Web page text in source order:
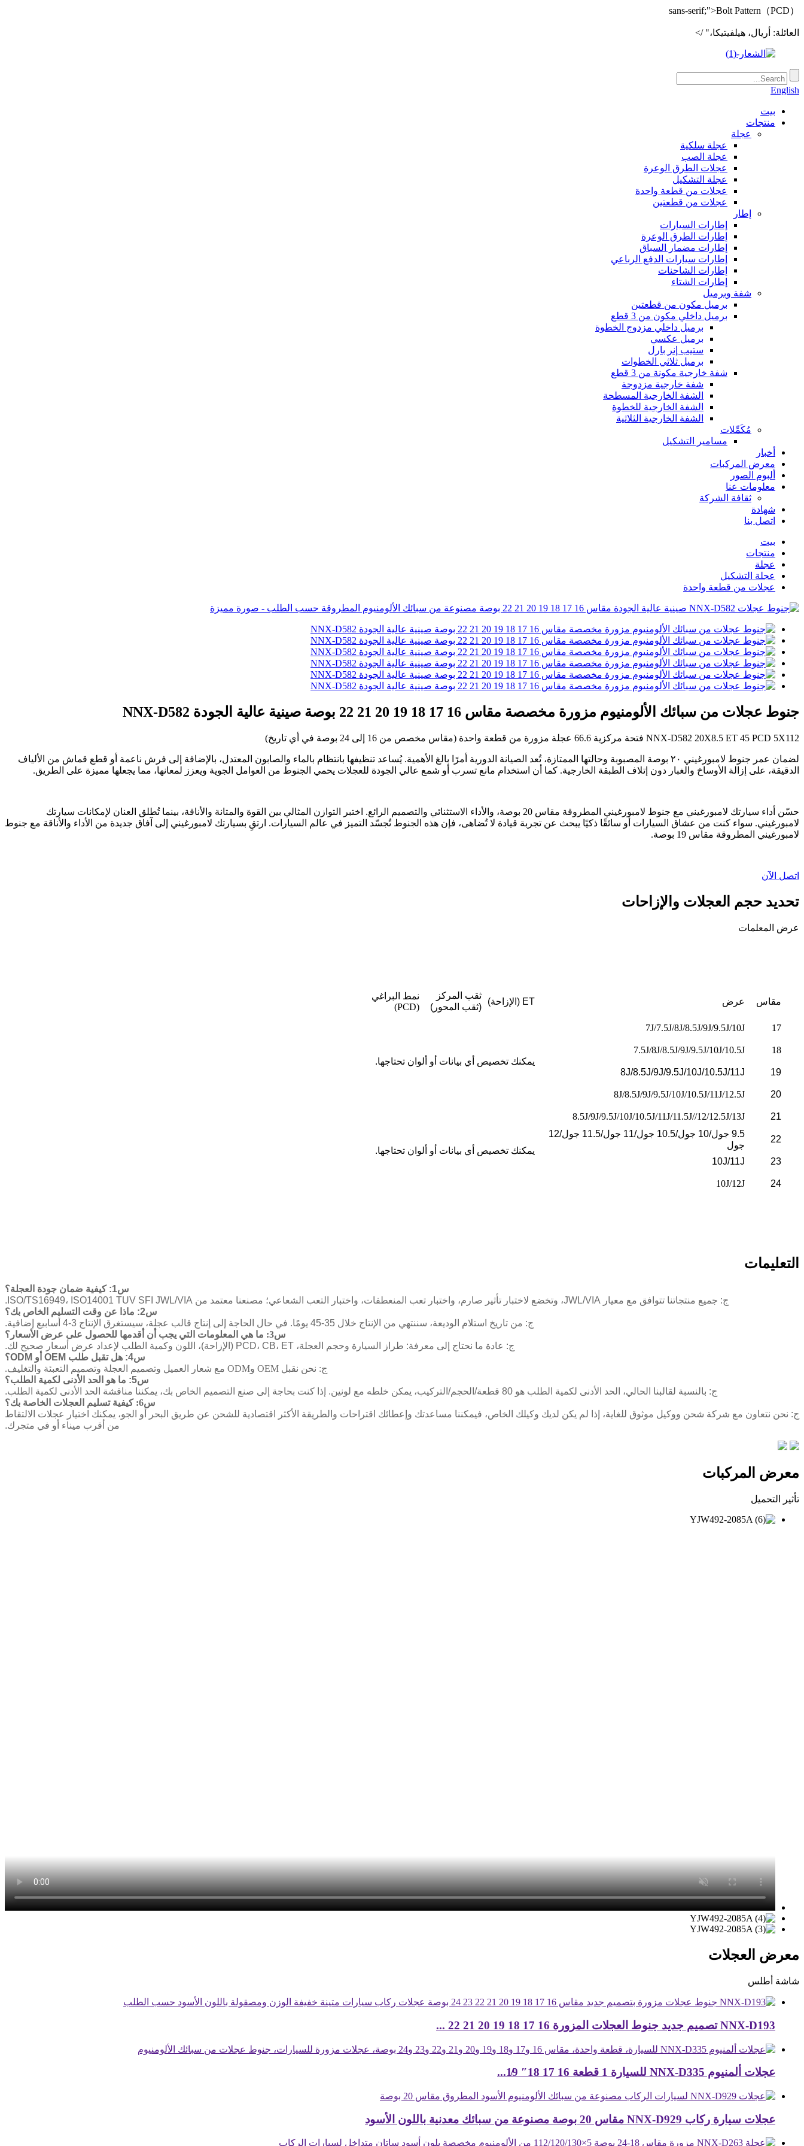
sans-serif;">Bolt Pattern（PCD）
العائلة: أريال، هيلفيتيكا،" />
English
بيت
منتجات
عجلة
عجلة سلكية
عجلة الصب
عجلات الطرق الوعرة
عجلة التشكيل
عجلات من قطعة واحدة
عجلات من قطعتين
إطار
إطارات السيارات
إطارات الطرق الوعرة
إطارات مضمار السباق
إطارات سيارات الدفع الرباعي
إطارات الشاحنات
إطارات الشتاء
شفة وبرميل
برميل مكون من قطعتين
برميل داخلي مكون من 3 قطع
برميل داخلي مزدوج الخطوة
برميل عكسي
ستيب إنر بارل
برميل ثلاثي الخطوات
شفة خارجية مكونة من 3 قطع
شفة خارجية مزدوجة
الشفة الخارجية المسطحة
الشفة الخارجية للخطوة
الشفة الخارجية الثلاثية
مُكَمِّلات
مسامير التشكيل
أخبار
معرض المركبات
ألبوم الصور
معلومات عنا
ثقافة الشركة
شهادة
اتصل بنا
بيت
منتجات
عجلة
عجلة التشكيل
عجلات من قطعة واحدة
جنوط عجلات من سبائك الألومنيوم مزورة مخصصة مقاس 16 17 18 19 20 21 22 بوصة صينية عالية الجودة NNX-D582
NNX-D582 20X8.5 ET 45 PCD 5X112 فتحة مركزية 66.6 عجلة مزورة من قطعة واحدة (مقاس مخصص من 16 إلى 24 بوصة في أي تاريخ)
لضمان عمر جنوط لامبورغيني ٢٠ بوصة المصبوبة وحالتها الممتازة، تُعد الصيانة الدورية أمرًا بالغ الأهمية. يُساعد تنظيفها بانتظام بالماء والصابون المعتدل، بالإضافة إلى فرش ناعمة أو قطع قماش من الألياف
الدقيقة، على إزالة الأوساخ والغبار دون إتلاف الطبقة الخارجية. كما أن استخدام مانع تسرب أو شمع عالي الجودة للعجلات يحمي الجنوط من العوامل الجوية ويعزز لمعانها، مما يجعلها مميزة على الطريق.
حسّن أداء سيارتك لامبورغيني مع جنوط لامبورغيني المطروقة مقاس 20 بوصة، والأداء الاستثنائي والتصميم الرائع. اختبر التوازن المثالي بين القوة والمتانة والأناقة، بينما تُطلق العنان لإمكانات سيارتك
لامبورغيني. سواء كنت من عشاق السيارات أو سائقًا ذكيًا يبحث عن تجربة قيادة لا تُضاهى، فإن هذه الجنوط تُجسّد التميز في عالم السيارات. ارتقِ بسيارتك لامبورغيني إلى آفاق جديدة من الأداء والأناقة مع جنوط
لامبورغيني المطروقة مقاس 19 بوصة.
اتصل الآن
تحديد حجم العجلات والإزاحات
عرض المعلمات
مقاس عرض ET (الإزاحة)
ثقب المركز
(ثقب المحور)
نمط البراغي
(PCD)
17
7J/7.5J/8J/8.5J/9J/9.5J/10J
يمكنك تخصيص أي بيانات أو ألوان تحتاجها.
18
7.5J/8J/8.5J/9J/9.5J/10J/10.5J
19
8J/8.5J/9J/9.5J/10J/10.5J/11J
20
8J/8.5J/9J/9.5J/10J/10.5J/11J/12.5J
21
8.5J/9J/9.5J/10J/10.5J/11J/11.5J//12/12.5J/13J
يمكنك تخصيص أي بيانات أو ألوان تحتاجها.
22
9.5 جول/10 جول/10.5 جول/11 جول/11.5 جول/12
جول
23
10J/11J
24
10J/12J
التعليمات
س1: كيفية ضمان جودة العجلة؟
ج: جميع منتجاتنا تتوافق مع معيار JWL/VIA، وتخضع لاختبار تأثير صارم، واختبار تعب المنعطفات، واختبار التعب الشعاعي؛ مصنعنا معتمد من ISO/TS16949، ISO14001 TUV SFI JWL/VIA.
س2: ماذا عن وقت التسليم الخاص بك؟
ج: من تاريخ استلام الوديعة، سننتهي من الإنتاج خلال 35-45 يومًا. في حال الحاجة إلى إنتاج قالب عجلة، سيستغرق الإنتاج 3-4 أسابيع إضافية.
س3: ما هي المعلومات التي يجب أن أقدمها للحصول على عرض الأسعار؟
ج: عادة ما نحتاج إلى معرفة: طراز السيارة وحجم العجلة، PCD، CB، ET (الإزاحة)، اللون وكمية الطلب لإعداد عرض أسعار صحيح لك.
س4: هل تقبل طلب OEM أو ODM؟
ج: نحن نقبل OEM وODM مع شعار العميل وتصميم العجلة وتصميم التعبئة والتغليف.
س5: ما هو الحد الأدنى لكمية الطلب؟
ج: بالنسبة لقالبنا الحالي، الحد الأدنى لكمية الطلب هو 80 قطعة/الحجم/التركيب، يمكن خلطه مع لونين. إذا كنت بحاجة إلى صنع التصميم الخاص بك، يمكننا مناقشة الحد الأدنى لكمية الطلب.
س6: كيفية تسليم العجلات الخاصة بك؟
ج: نحن نتعاون مع شركة شحن ووكيل موثوق للغاية، إذا لم يكن لديك وكيلك الخاص، فيمكننا مساعدتك وإعطائك اقتراحات والطريقة الأكثر اقتصادية للشحن عن طريق البحر أو الجو، يمكنك اختيار عجلات الالتقاط
من أقرب ميناء أو في متجرك.
معرض المركبات
تأثير التحميل
معرض العجلات
شاشة أطلس
NNX-D193 تصميم جديد جنوط العجلات المزورة 16 17 18 19 20 21 22 ...
عجلات ألمنيوم NNX-D335 للسيارة 1 قطعة 16 17 18″ 19̸...
عجلات سيارة ركاب NNX-D929 مقاس 20 بوصة مصنوعة من سبائك معدنية باللون الأسود